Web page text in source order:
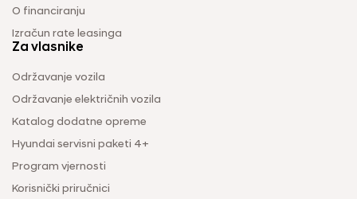
O financiranju
Izračun rate leasinga
Za vlasnike
Održavanje vozila
Održavanje električnih vozila
Katalog dodatne opreme
Hyundai servisni paketi 4+
Program vjernosti
Korisnički priručnici